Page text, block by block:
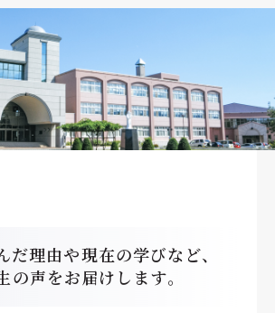
だ理由や現在の学びなど、
の声をお届けします。